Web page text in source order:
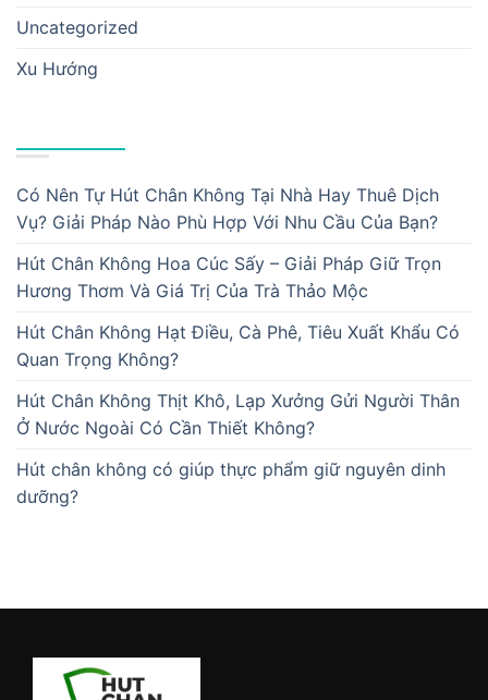
Uncategorized
Xu Hướng
Có Nên Tự Hút Chân Không Tại Nhà Hay Thuê Dịch
Vụ? Giải Pháp Nào Phù Hợp Với Nhu Cầu Của Bạn?
Hút Chân Không Hoa Cúc Sấy – Giải Pháp Giữ Trọn
Hương Thơm Và Giá Trị Của Trà Thảo Mộc
Hút Chân Không Hạt Điều, Cà Phê, Tiêu Xuất Khẩu Có
Quan Trọng Không?
Hút Chân Không Thịt Khô, Lạp Xưởng Gửi Người Thân
Ở Nước Ngoài Có Cần Thiết Không?
Hút chân không có giúp thực phẩm giữ nguyên dinh
dưỡng?